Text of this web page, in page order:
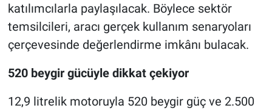
katılımcılarla paylaşılacak. Böylece sektör
temsilcileri, aracı gerçek kullanım senaryoları
çerçevesinde değerlendirme imkânı bulacak.
520 beygir gücüyle dikkat çekiyor
12,9 litrelik motoruyla 520 beygir güç ve 2.500